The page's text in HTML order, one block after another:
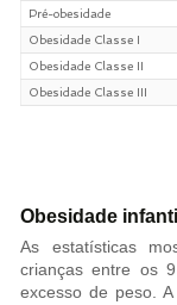
Pré-obesidade
Obesidade Classe I
Obesidade Classe II
Obesidade Classe III
Obesidade infantil
As estatísticas
crianças entre os
excesso de peso.